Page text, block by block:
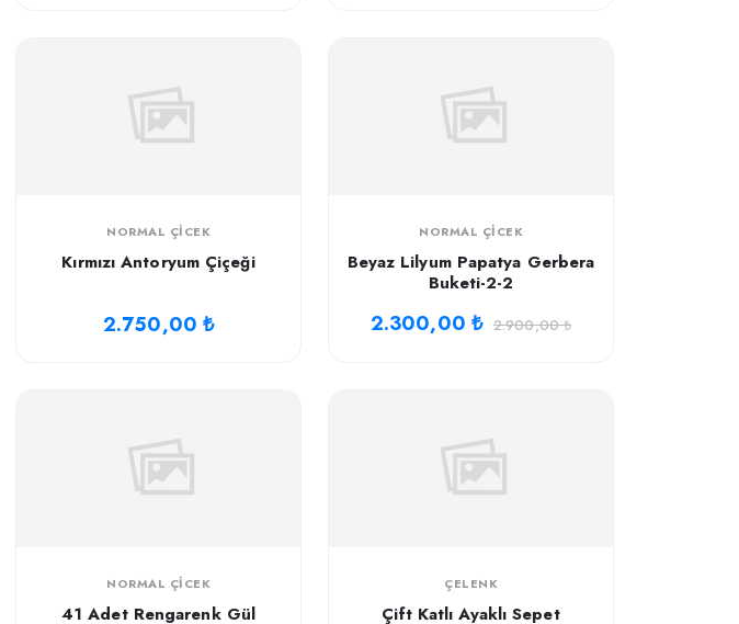
NORMAL ÇICEK
Kırmızı Antoryum Çiçeği
2.750,00 ₺
NORMAL ÇICEK
Beyaz Lilyum Papatya Gerbera
Buketi-2-2
2.300,00 ₺ 2.900,00 ₺
NORMAL ÇICEK
41 Adet Rengarenk Gül
ÇELENK
Çift Katlı Ayaklı Sepet